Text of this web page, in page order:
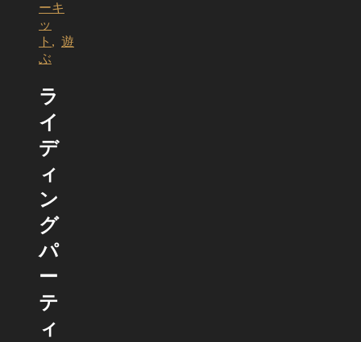
ーキ
ッ
ト , 遊
ぶ
ラ
イ
デ
ィ
ン
グ
パ
ー
テ
ィ